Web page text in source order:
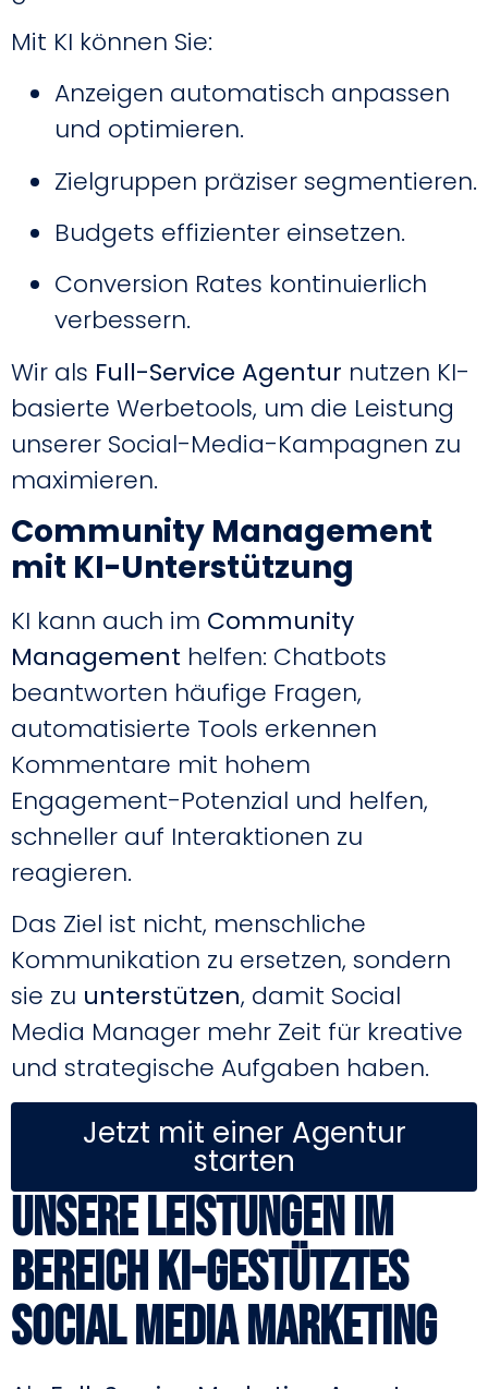
Mit KI können Sie:
Anzeigen automatisch anpassen
und optimieren.
Zielgruppen präziser segmentieren.
Budgets effizienter einsetzen.
Conversion Rates kontinuierlich
verbessern.
Wir als Full-Service Agentur nutzen KI-
basierte Werbetools, um die Leistung
unserer Social-Media-Kampagnen zu
maximieren.
Community Management
mit KI-Unterstützung
KI kann auch im Community
Management helfen: Chatbots
beantworten häufige Fragen,
automatisierte Tools erkennen
Kommentare mit hohem
Engagement-Potenzial und helfen,
schneller auf Interaktionen zu
reagieren.
Das Ziel ist nicht, menschliche
Kommunikation zu ersetzen, sondern
sie zu unterstützen, damit Social
Media Manager mehr Zeit für kreative
und strategische Aufgaben haben.
Jetzt mit einer Agentur
starten
Unsere Leistungen im
Bereich KI-gestütztes
Social Media Marketing